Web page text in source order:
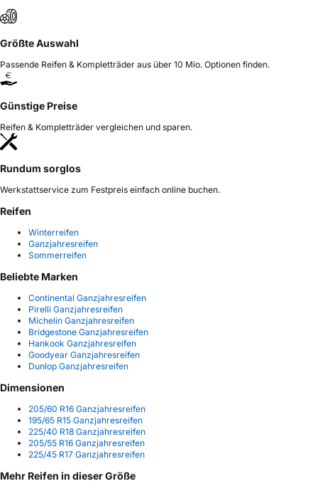
Größte Auswahl
Passende Reifen & Kompletträder aus über 10 Mio. Optionen finden.
Günstige Preise
Reifen & Kompletträder vergleichen und sparen.
Rundum sorglos
Werkstattservice zum Festpreis einfach online buchen.
Reifen
Winterreifen
Ganzjahresreifen
Sommerreifen
Beliebte Marken
Continental Ganzjahresreifen
Pirelli Ganzjahresreifen
Michelin Ganzjahresreifen
Bridgestone Ganzjahresreifen
Hankook Ganzjahresreifen
Goodyear Ganzjahresreifen
Dunlop Ganzjahresreifen
Dimensionen
205/60 R16 Ganzjahresreifen
195/65 R15 Ganzjahresreifen
225/40 R18 Ganzjahresreifen
205/55 R16 Ganzjahresreifen
225/45 R17 Ganzjahresreifen
Mehr Reifen in dieser Größe